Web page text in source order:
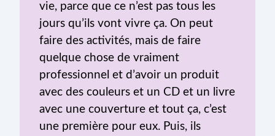
vie, parce que ce n’est pas tous les
jours qu’ils vont vivre ça. On peut
faire des activités, mais de faire
quelque chose de vraiment
professionnel et d’avoir un produit
avec des couleurs et un CD et un livre
avec une couverture et tout ça, c’est
une première pour eux. Puis, ils